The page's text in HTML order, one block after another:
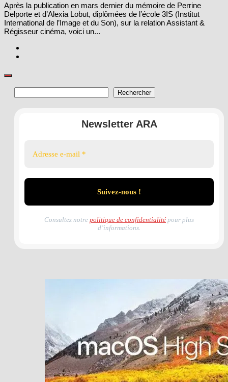
Après la publication en mars dernier du mémoire de Perrine
Delporte et d’Alexia Lobut, diplômées de l’école 3IS (Institut
International de l’Image et du Son), sur la relation Assistant &
Régisseur cinéma, voici un...
Rechercher
Newsletter ARA
Consultez notre politique de confidentialité pour plus
d’informations.